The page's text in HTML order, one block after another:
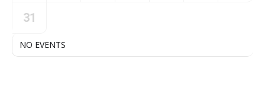
31
NO EVENTS